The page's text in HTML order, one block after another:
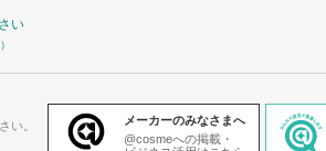
い
い。
メーカーのみなさまへ
@cosmeへの掲載・